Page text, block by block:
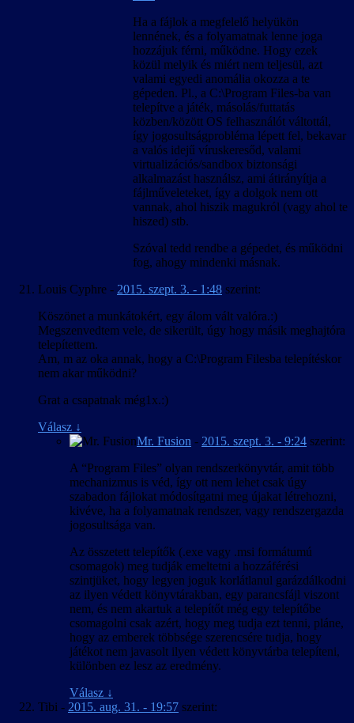
Ha a fájlok a megfelelő helyükön
lennének, és a folyamatnak lenne joga
hozzájuk férni, működne. Hogy ezek
közül melyik és miért nem teljesül, azt
valami egyedi anomália okozza a te
gépeden. Pl., a C:\Program Files-ba van
telepítve a játék, másolás/futtatás
közben/között OS felhasználót váltottál,
így jogosultságprobléma lépett fel, bekavar
a valós idejű víruskeresőd, valami
virtualizációs/sandbox biztonsági
alkalmazást használsz, ami átirányítja a
fájlműveleteket, így a dolgok nem ott
vannak, ahol hiszik magukról (vagy ahol te
hiszed) stb.
Szóval tedd rendbe a gépedet, és működni
fog, ahogy mindenki másnak.
Louis Cyphre - 2015. szept. 3. - 1:48 szerint:
Köszönet a munkátokért, egy álom vált valóra.:)
Megszenvedtem vele, de sikerült, úgy hogy másik meghajtóra
telepítettem.
Am, m az oka annak, hogy a C:\Program Filesba telepítéskor
nem akar működni?
Grat a csapatnak még1x.:)
Válasz ↓
Mr. Fusion - 2015. szept. 3. - 9:24 szerint:
A “Program Files” olyan rendszerkönyvtár, amit több
mechanizmus is véd, így ott nem lehet csak úgy
szabadon fájlokat módosítgatni meg újakat létrehozni,
kivéve, ha a folyamatnak rendszer, vagy rendszergazda
jogosultsága van.
Az összetett telepítők (.exe vagy .msi formátumú
csomagok) meg tudják emeltetni a hozzáférési
szintjüket, hogy legyen joguk korlátlanul garázdálkodni
az ilyen védett könyvtárakban, egy parancsfájl viszont
nem, és nem akartuk a telepítőt még egy telepítőbe
csomagolni csak azért, hogy meg tudja ezt tenni, pláne,
hogy az emberek többsége szerencsére tudja, hogy
játékot nem javasolt ilyen védett könyvtárba telepíteni,
különben ez lesz az eredmény.
Válasz ↓
Tibi - 2015. aug. 31. - 19:57 szerint: